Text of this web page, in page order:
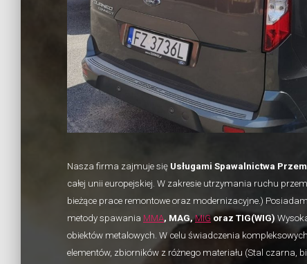
Nasza firma zajmuje się Usługami Spawalnictwa
całej unii europejskiej. W zakresie utrzymania ruchu
bieżące prace remontowe oraz modernizacyjne.)
metody spawania MMA, MAG,MIG oraz TIG(WIG)
obiektów metalowych. W celu świadczenia
elementów, zbiorników z różnego materiału (Stal